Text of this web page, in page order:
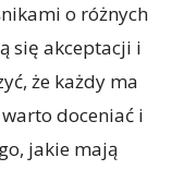
o różnych
się akceptacji i
że każdy ma
doceniać i
jakie mają